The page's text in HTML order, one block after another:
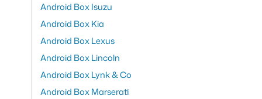
Android Box Isuzu
Android Box Kia
Android Box Lexus
Android Box Lincoln
Android Box Lynk & Co
Android Box Marserati